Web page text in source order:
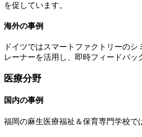
を促しています。
海外の事例
ドイツではスマートファクトリーの
レーナーを活用し、即時フィードバッ
医療分野
国内の事例
福岡の麻生医療福祉＆保育専門学校で